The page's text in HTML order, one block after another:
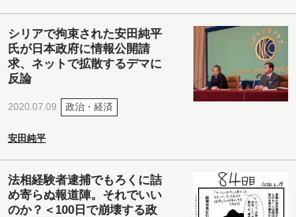
シリアで拘束された安田純平
氏が日本政府に情報公開請
求、ネットで拡散するデマに
反論
2020.07.09 政治・経済
安田純平
法相経験者逮捕でもろくに詰
め寄らぬ報道陣。それでいい
のか？＜100日で崩壊する政